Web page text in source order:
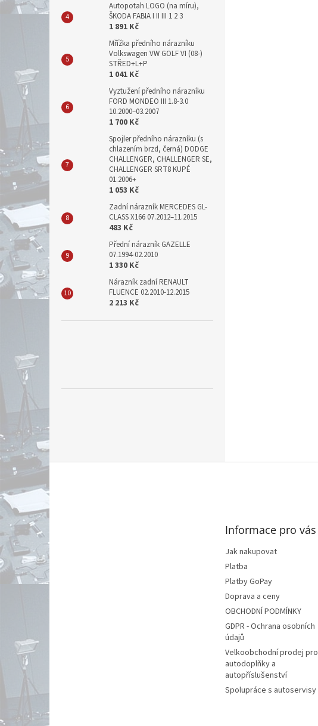
Autopotah LOGO (na míru),
ŠKODA FABIA I II III 1 2 3
1 891 Kč
Mřížka předního nárazníku
Volkswagen VW GOLF VI (08-)
STŘED+L+P
1 041 Kč
Vyztužení předního nárazníku
FORD MONDEO III 1.8-3.0
10.2000–03.2007
1 700 Kč
Spojler předního nárazníku (s
chlazením brzd, černá) DODGE
CHALLENGER, CHALLENGER SE,
CHALLENGER SRT8 KUPÉ
01.2006+
1 053 Kč
Zadní nárazník MERCEDES GL-
CLASS X166 07.2012–11.2015
483 Kč
Přední nárazník GAZELLE
07.1994-02.2010
1 330 Kč
Nárazník zadní RENAULT
FLUENCE 02.2010-12.2015
2 213 Kč
p
a
t
í
Informace pro vás
Jak nakupovat
Platba
Platby GoPay
Doprava a ceny
OBCHODNÍ PODMÍNKY
GDPR - Ochrana osobních
údajů
Velkoobchodní prodej pro
autodoplňky a
autopříslušenství
Spolupráce s autoservisy